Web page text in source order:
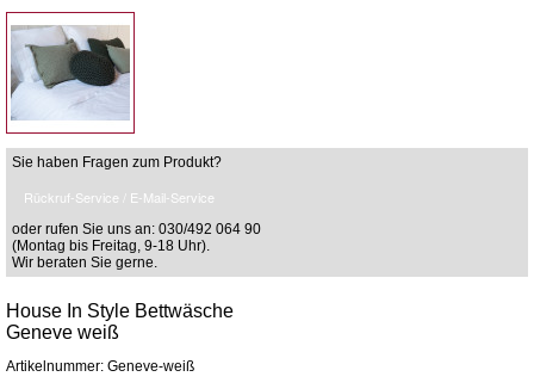
Sie haben Fragen zum Produkt?
Rückruf-Service / E-Mail-Service
oder rufen Sie uns an: 030/492 064 90
(Montag bis Freitag, 9-18 Uhr).
Wir beraten Sie gerne.
House In Style Bettwäsche
Geneve weiß
Artikelnummer: Geneve-weiß